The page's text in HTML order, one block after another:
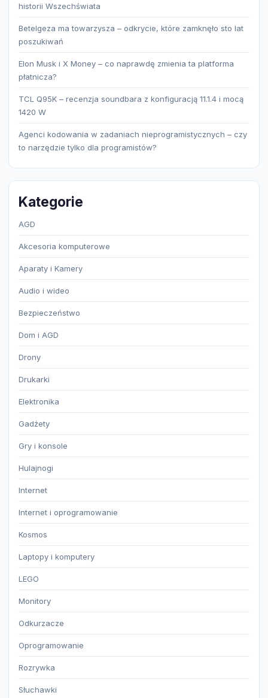
historii Wszechświata
Betelgeza ma towarzysza – odkrycie, które zamknęło sto lat
poszukiwań
Elon Musk i X Money – co naprawdę zmienia ta platforma
płatnicza?
TCL Q95K – recenzja soundbara z konfiguracją 11.1.4 i mocą
1420 W
Agenci kodowania w zadaniach nieprogramistycznych – czy
to narzędzie tylko dla programistów?
Kategorie
AGD
Akcesoria komputerowe
Aparaty i Kamery
Audio i wideo
Bezpieczeństwo
Dom i AGD
Drony
Drukarki
Elektronika
Gadżety
Gry i konsole
Hulajnogi
Internet
Internet i oprogramowanie
Kosmos
Laptopy i komputery
LEGO
Monitory
Odkurzacze
Oprogramowanie
Rozrywka
Słuchawki